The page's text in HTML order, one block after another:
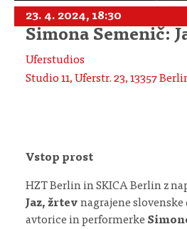
23. 4. 2024, 18:30
Simona Semenič:
Uferstudios
Studio 11, Uferstr. 23, 13357
Vstop prost
HZT Berlin in SKICA Berlin z
Jaz, žrtev nagrajene
avtorice in performerke